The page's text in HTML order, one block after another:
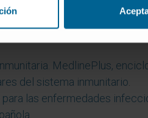
MedlinePlus,
del sistema inmunitario
las enfermedades